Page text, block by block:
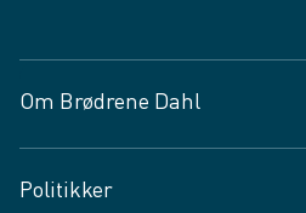
Om Brødrene Dahl
Vagttelefon 30 10 89 89
Politikker